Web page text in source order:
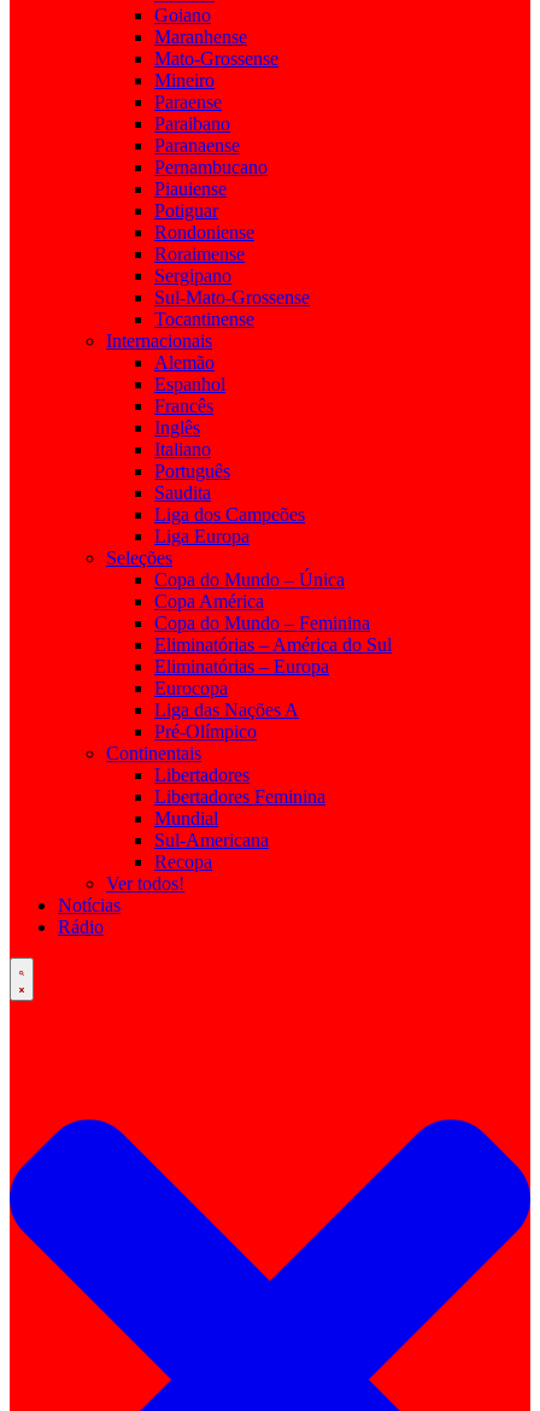
Goiano
Maranhense
Mato-Grossense
Mineiro
Paraense
Paraibano
Paranaense
Pernambucano
Piauiense
Potiguar
Rondoniense
Roraimense
Sergipano
Sul-Mato-Grossense
Tocantinense
Internacionais
Alemão
Espanhol
Francês
Inglês
Italiano
Português
Saudita
Liga dos Campeões
Liga Europa
Seleções
Copa do Mundo – Única
Copa América
Copa do Mundo – Feminina
Eliminatórias – América do Sul
Eliminatórias – Europa
Eurocopa
Liga das Nações A
Pré-Olímpico
Continentais
Libertadores
Libertadores Feminina
Mundial
Sul-Americana
Recopa
Ver todos!
Notícias
Rádio